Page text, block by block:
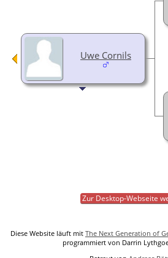
Uwe Cornils
Zur Desktop-Webseite
Diese Website läuft mit The Next Generation of
programmiert von Darrin